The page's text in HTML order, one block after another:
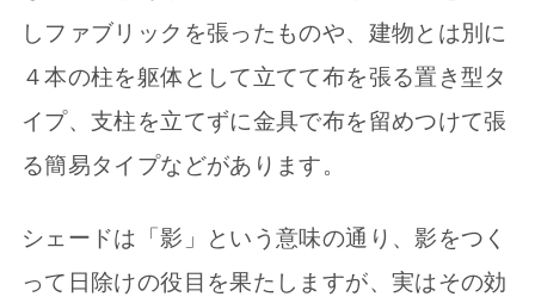
しファブリックを張ったものや、建物とは別に
４本の柱を躯体として立てて布を張る置き型タ
イプ、支柱を立てずに金具で布を留めつけて張
る簡易タイプなどがあります。
シェードは「影」という意味の通り、影をつく
って日除けの役目を果たしますが、実はその効